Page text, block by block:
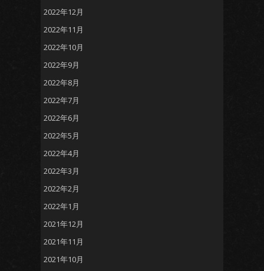
2022年12月
2022年11月
2022年10月
2022年9月
2022年8月
2022年7月
2022年6月
2022年5月
2022年4月
2022年3月
2022年2月
2022年1月
2021年12月
2021年11月
2021年10月